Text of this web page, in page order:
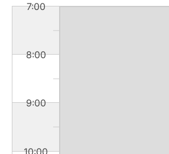
7:00
8:00
9:00
10:00